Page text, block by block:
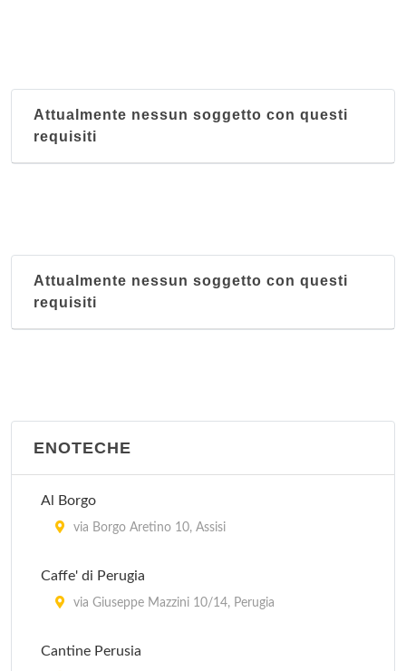
Attualmente nessun soggetto con questi
requisiti
Attualmente nessun soggetto con questi
requisiti
ENOTECHE
Al Borgo
via Borgo Aretino 10, Assisi
Caffe' di Perugia
via Giuseppe Mazzini 10/14, Perugia
Cantine Perusia